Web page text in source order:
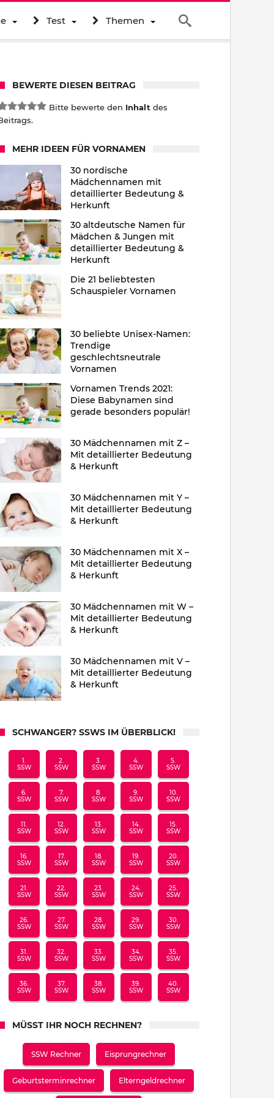
Test Themen
BEWERTE DIESEN BEITRAG
Bitte bewerte den Inhalt des
MEHR IDEEN FÜR VORNAMEN
30 nordische
Mädchennamen mit
detaillierter Bedeutung &
Herkunft
30 altdeutsche Namen für
Mädchen & Jungen mit
detaillierter Bedeutung &
Herkunft
Die 21 beliebtesten
Schauspieler Vornamen
30 beliebte Unisex-Namen:
Trendige
geschlechtsneutrale
Vornamen
Vornamen Trends 2021:
Diese Babynamen sind
gerade besonders populär!
30 Mädchennamen mit Z –
Mit detaillierter Bedeutung
& Herkunft
30 Mädchennamen mit Y –
Mit detaillierter Bedeutung
& Herkunft
30 Mädchennamen mit X –
Mit detaillierter Bedeutung
& Herkunft
30 Mädchennamen mit W –
Mit detaillierter Bedeutung
& Herkunft
30 Mädchennamen mit V –
Mit detaillierter Bedeutung
& Herkunft
SCHWANGER? SSWS IM ÜBERBLICK!
1.
SSW
2.
SSW
3.
SSW
4.
SSW
5.
SSW
6.
SSW
7.
SSW
8.
SSW
9.
SSW
10.
SSW
11.
SSW
12.
SSW
13.
SSW
14.
SSW
15.
SSW
16.
SSW
17.
SSW
18.
SSW
19.
SSW
20.
SSW
21.
SSW
22.
SSW
23.
SSW
24.
SSW
25.
SSW
26.
SSW
27.
SSW
28.
SSW
29.
SSW
30.
SSW
31.
SSW
32.
SSW
33.
SSW
34.
SSW
35.
SSW
36.
SSW
37.
SSW
38.
SSW
39.
SSW
40.
SSW
MÜSST IHR NOCH RECHNEN?
SSW Rechner Eisprungrechner
Geburtsterminrechner Elterngeldrechner